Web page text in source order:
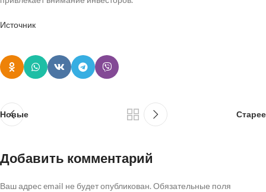
Источник
Новые Старее
Добавить комментарий
Ваш адрес email не будет опубликован. Обязательные поля